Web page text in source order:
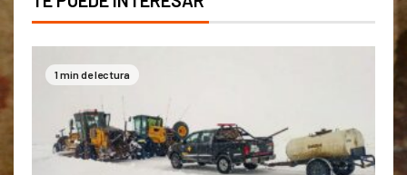
1 min de lectura